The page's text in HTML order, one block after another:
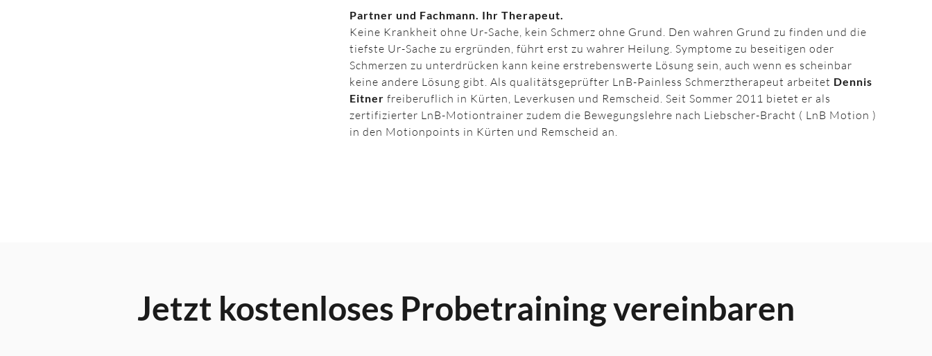
Partner und Fachmann. Ihr Therapeut.
Keine Krankheit ohne Ur-Sache, kein Schmerz ohne Grund. Den wahren Grund zu finden und die
tiefste Ur-Sache zu ergründen, führt erst zu wahrer Heilung. Symptome zu beseitigen oder
Schmerzen zu unterdrücken kann keine erstrebenswerte Lösung sein, auch wenn es scheinbar
keine andere Lösung gibt. Als qualitätsgeprüfter LnB-Painless Schmerztherapeut arbeitet Dennis
Eitner freiberuflich in Kürten, Leverkusen und Remscheid. Seit Sommer 2011 bietet er als
zertifizierter LnB-Motiontrainer zudem die Bewegungslehre nach Liebscher-Bracht ( LnB Motion )
in den Motionpoints in Kürten und Remscheid an.
Jetzt kostenloses Probetraining vereinbaren